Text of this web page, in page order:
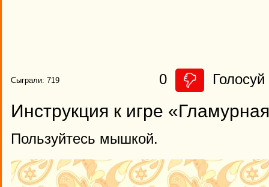
Сыграли: 719 0 Голосуй
Инструкция к игре
Пользуйтесь мышкой.